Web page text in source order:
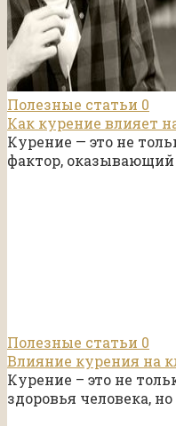
Полезные статьи 0
Как курение влияет
Курение — это не
фактор,
Полезные статьи 0
Влияние курения на
Курение – это не
здоровья человека,